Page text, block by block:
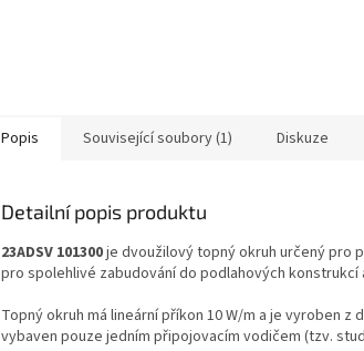
Popis Související soubory (1) Diskuze
Detailní popis produktu
23ADSV 101300je dvoužilový topný okruh určený pro
pro spolehlivé zabudování do podlahových
Topný okruh má lineární příkon 10 W/m a je vyroben
vybaven pouze jedním připojovacím vodičem (tzv.